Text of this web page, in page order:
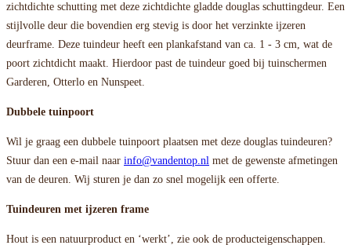
zichtdichte schutting met deze zichtdichte gladde douglas schuttingdeur. Een
stijlvolle deur die bovendien erg stevig is door het verzinkte ijzeren
deurframe. Deze tuindeur heeft een plankafstand van ca. 1 - 3 cm, wat de
poort zichtdicht maakt. Hierdoor past de tuindeur goed bij tuinschermen
Garderen, Otterlo en Nunspeet.
Dubbele tuinpoort
Wil je graag een dubbele tuinpoort plaatsen met deze douglas tuindeuren?
Stuur dan een e-mail naar info@vandentop.nl met de gewenste afmetingen
van de deuren. Wij sturen je dan zo snel mogelijk een offerte.
Tuindeuren met ijzeren frame
Hout is een natuurproduct en ‘werkt’, zie ook de producteigenschappen.